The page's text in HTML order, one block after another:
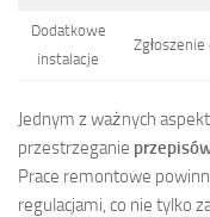
Dodatkowe
instalacje
Jednym z ważnych
przestrzeganie
Prace remontowe
regulacjami, co nie tylko